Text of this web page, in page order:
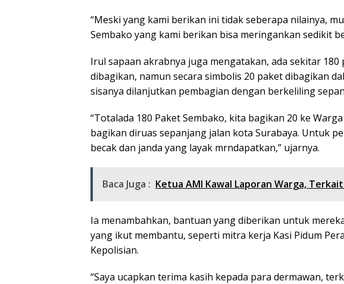
“Meski yang kami berikan ini tidak seberapa nilainya,
Sembako yang kami berikan bisa meringankan sedikit
Irul sapaan akrabnya juga mengatakan, ada sekitar 180
dibagikan, namun secara simbolis 20 paket dibagikan
sisanya dilanjutkan pembagian dengan berkeliling
“Totalada 180 Paket Sembako, kita bagikan 20 ke
bagikan diruas sepanjang jalan kota Surabaya. Untuk
becak dan janda yang layak mrndapatkan,” ujarnya.
Baca Juga : Ketua AMI Kawal Laporan Warga,
Ia menambahkan, bantuan yang diberikan untuk
yang ikut membantu, seperti mitra kerja Kasi Pidum
Kepolisian.
“Saya ucapkan terima kasih kepada para dermawan,